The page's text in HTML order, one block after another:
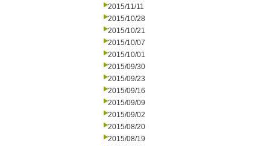
2015/11/11
2015/10/28
2015/10/21
2015/10/07
2015/10/01
2015/09/30
2015/09/23
2015/09/16
2015/09/09
2015/09/02
2015/08/20
2015/08/19